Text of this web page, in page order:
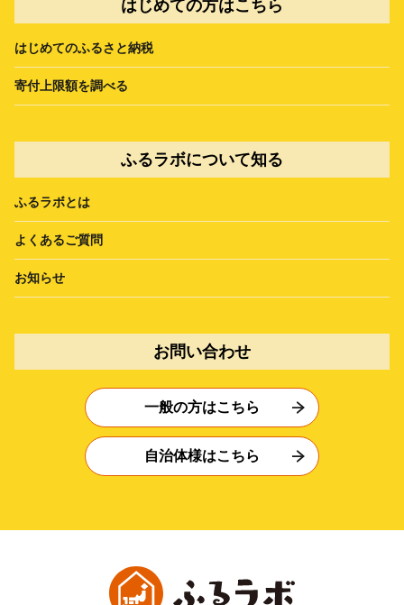
はじめての方はこちら
はじめてのふるさと納税
寄付上限額を調べる
ふるラボについて知る
ふるラボとは
よくあるご質問
お知らせ
お問い合わせ
一般の方はこちら
自治体様はこちら